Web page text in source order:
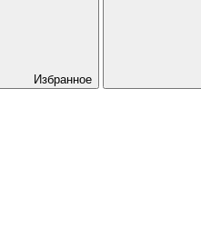
Избранное